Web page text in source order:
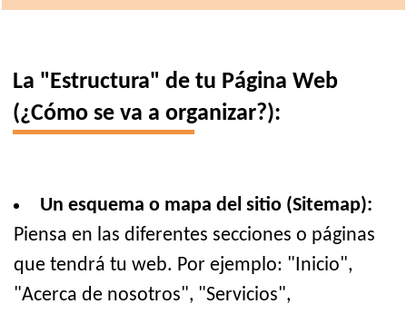
La "Estructura" de tu Página Web
(¿Cómo se va a organizar?):
Un esquema o mapa del sitio (Sitemap):
Piensa en las diferentes secciones o páginas
que tendrá tu web. Por ejemplo: "Inicio",
"Acerca de nosotros", "Servicios",